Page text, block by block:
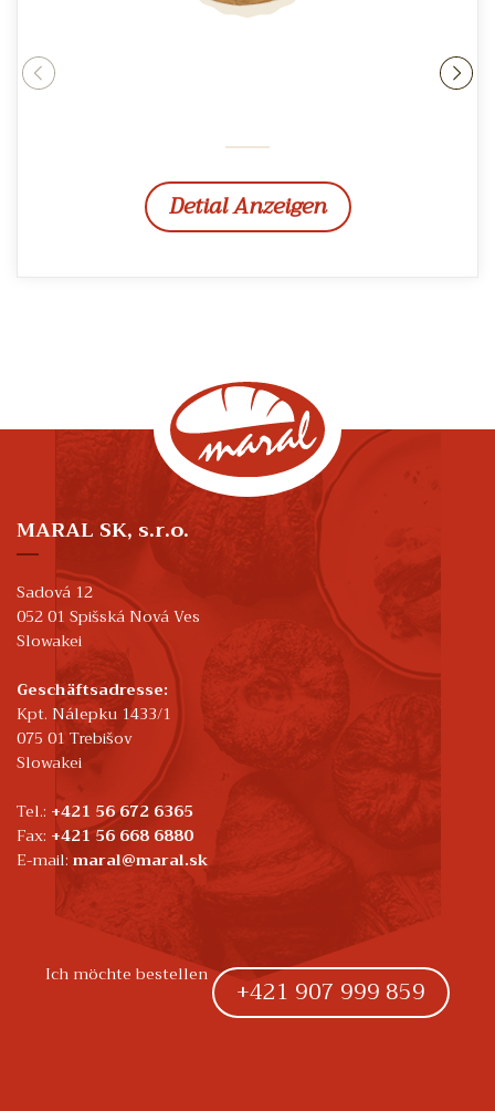
Detial Anzeigen
MARAL SK, s.r.o.
Sadová 12
052 01 Spišská Nová Ves
Slowakei
Geschäftsadresse:
Kpt. Nálepku 1433/1
075 01 Trebišov
Slowakei
Tel.: +421 56 672 6365
Fax: +421 56 668 6880
E-mail:maral@maral.sk
Ich möchte bestellen +421 907 999 859